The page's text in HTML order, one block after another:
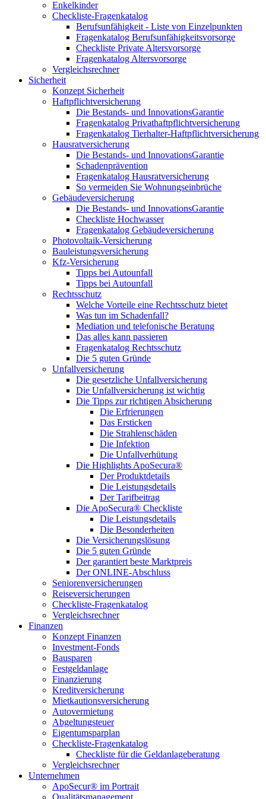
Enkelkinder
Checkliste-Fragenkatalog
Berufsunfähigkeit - Liste von Einzelpunkten
Fragenkatalog Berufsunfähigkeitsvorsorge
Checkliste Private Altersvorsorge
Fragenkatalog Altersvorsorge
Vergleichsrechner
Sicherheit
Konzept Sicherheit
Haftpflichtversicherung
Die Bestands- und InnovationsGarantie
Fragenkatalog Privathaftpflichtversicherung
Fragenkatalog Tierhalter-Haftpflichtversicherung
Hausratversicherung
Die Bestands- und InnovationsGarantie
Schadenprävention
Fragenkatalog Hausratversicherung
So vermeiden Sie Wohnungseinbrüche
Gebäudeversicherung
Die Bestands- und InnovationsGarantie
Checkliste Hochwasser
Fragenkatalog Gebäudeversicherung
Photovoltaik-Versicherung
Bauleistungsversicherung
Kfz-Versicherung
Tipps bei Autounfall
Tipps bei Autounfall
Rechtsschutz
Welche Vorteile eine Rechtsschutz bietet
Was tun im Schadenfall?
Mediation und telefonische Beratung
Das alles kann passieren
Fragenkatalog Rechtsschutz
Die 5 guten Gründe
Unfallversicherung
Die gesetzliche Unfallversicherung
Die Unfallversicherung ist wichtig
Die Tipps zur richtigen Absicherung
Die Erfrierungen
Das Ersticken
Die Strahlenschäden
Die Infektion
Die Unfallverhütung
Die Highlights ApoSecura®
Der Produktdetails
Die Leistungsdetails
Der Tarifbeitrag
Die ApoSecura® Checkliste
Die Leistungsdetails
Die Besonderheiten
Die Versicherungslösung
Die 5 guten Gründe
Der garantiert beste Marktpreis
Der ONLINE-Abschluss
Seniorenversicherungen
Reiseversicherungen
Checkliste-Fragenkatalog
Vergleichsrechner
Finanzen
Konzept Finanzen
Investment-Fonds
Bausparen
Festgeldanlage
Finanzierung
Kreditversicherung
Mietkautionsversicherung
Autovermietung
Abgeltungsteuer
Eigentumsparplan
Checkliste-Fragenkatalog
Checkliste für die Geldanlageberatung
Vergleichsrechner
Unternehmen
ApoSecur® im Portrait
Qualitätsmanagement